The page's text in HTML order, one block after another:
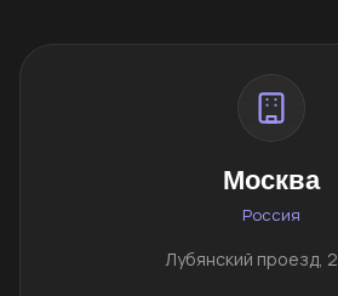
Москва
Россия
Лубянский проезд,